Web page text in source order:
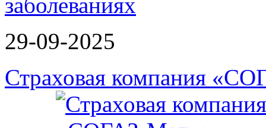
29-09-2025
Страховая компания